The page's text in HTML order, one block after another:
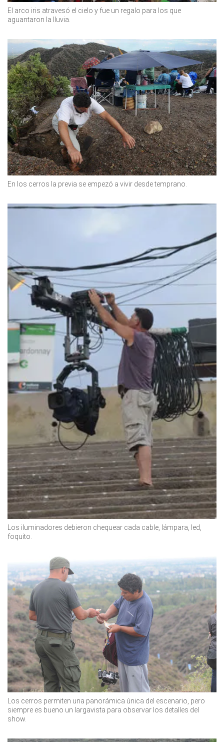
El arco iris atravesó el cielo y fue un regalo para los que
aguantaron la lluvia.
En los cerros la previa se empezó a vivir desde temprano.
Los iluminadores debieron chequear cada cable, lámpara, led,
foquito.
Los cerros permiten una panorámica única del escenario, pero
siempre es bueno un largavista para observar los detalles del
show.